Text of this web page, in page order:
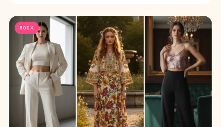
MODA